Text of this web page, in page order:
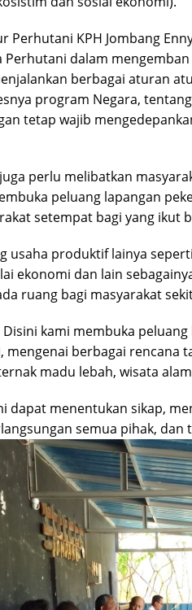
KPH Jombang
dalam
berbagai aturan
program Negara,
tetap wajib
perlu melibatkan
peluang lapangan
setempat bagi yang ikut
usaha produktif lainya
ekonomi dan lain
ruang bagi masyarakat
Disini kami membuka
mengenai berbagai rencana
madu lebah, wisata
dapat menentukan sikap,
semua pihak, dan